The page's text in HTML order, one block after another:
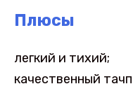
Плюсы
легкий и тихий;
качественный